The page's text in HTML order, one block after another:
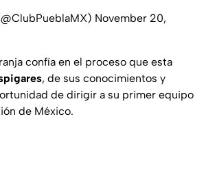
November 20,
confía en el proceso que esta
, de sus conocimientos y
de dirigir a su primer equipo
de México.